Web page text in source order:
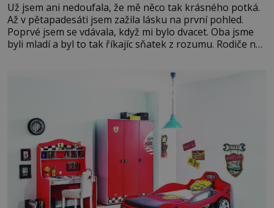
Už jsem ani nedoufala, že mě něco tak krásného potká.
Až v pětapadesáti jsem zažila lásku na první pohled.
Poprvé jsem se vdávala, když mi bylo dvacet. Oba jsme
byli mladí a byl to tak říkajíc sňatek z rozumu. Rodiče nás